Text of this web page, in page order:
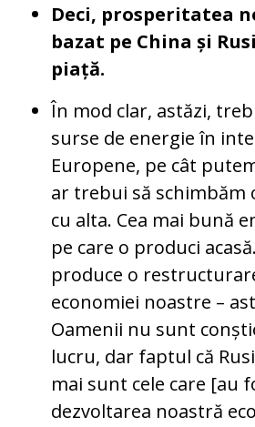
Deci, prosperitatea
bazat pe China și
piață.
În mod clar, astăzi,
surse de energie în
Europene, pe cât
ar trebui să schimbăm
cu alta. Cea mai bună
pe care o produci
produce o
economiei noastre –
Oamenii nu sunt
lucru, dar faptul că
mai sunt cele care [au
dezvoltarea noastră